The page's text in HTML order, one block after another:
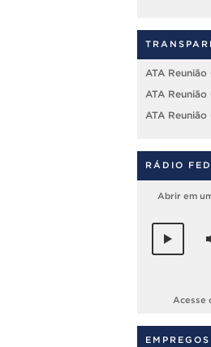
ATA Reunião
ATA Reunião
ATA Reunião
RÁDIO
Abrir em
Acesse